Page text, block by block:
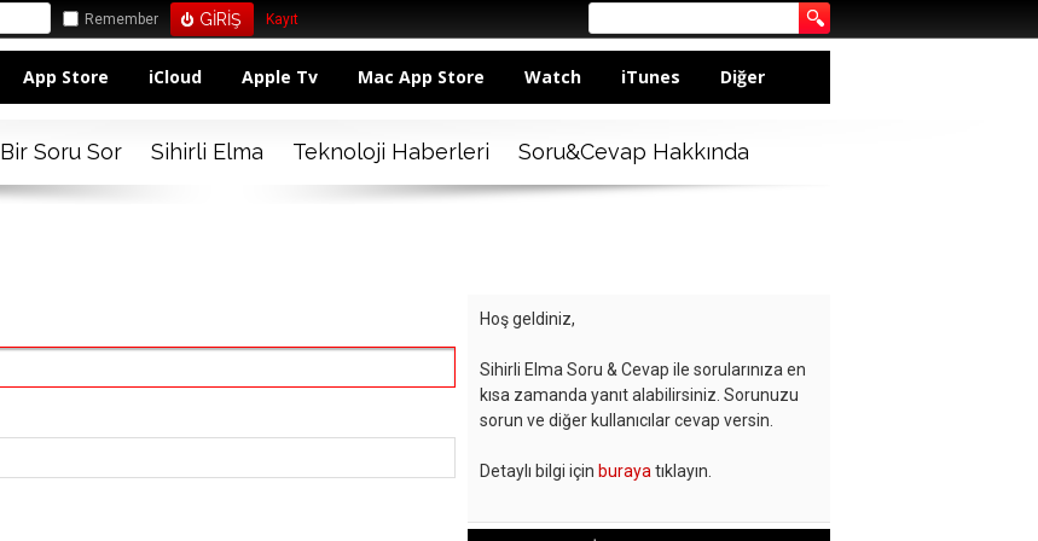
Remember Kayıt
App Store iCloud Apple Tv Mac App Store Watch iTunes Diğer
Bir Soru Sor Sihirli Elma Teknoloji Haberleri Soru&Cevap Hakkında
Hoş geldiniz,
Sihirli Elma Soru & Cevap ile sorularınıza en
kısa zamanda yanıt alabilirsiniz. Sorunuzu
sorun ve diğer kullanıcılar cevap versin.
Detaylı bilgi için buraya tıklayın.